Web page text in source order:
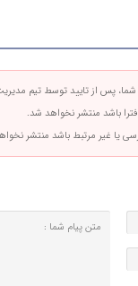
پس از تایید توسط تیم
باشد منتشر نخواهد شد.
یا غیر مرتبط باشد منتشر